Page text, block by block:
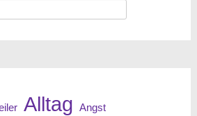
Alltag Angst